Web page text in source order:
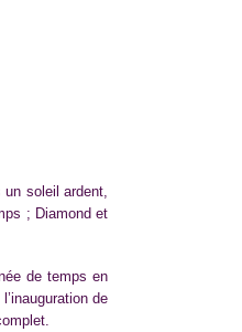
un soleil ardent,
; Diamond et
de temps en
de